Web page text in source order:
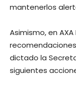
mantenerlos
Asimismo, en
dictado la
siguientes